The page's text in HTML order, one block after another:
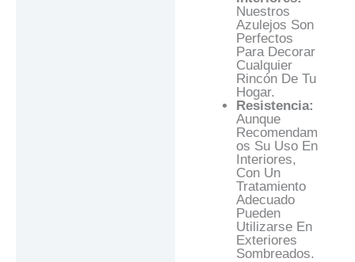
Nuestros
Azulejos Son
Perfectos
Para Decorar
Cualquier
Rincón De Tu
Hogar.
Resistencia:
Aunque
Recomendam
Os Su Uso En
Interiores,
Con Un
Tratamiento
Adecuado
Pueden
Utilizarse En
Exteriores
Sombreados.